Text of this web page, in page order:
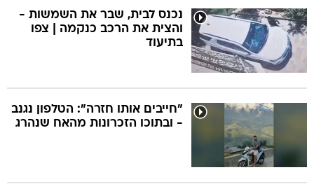
נכנס לבית, שבר את השמשות -
והצית את הרכב כנקמה | צפו
בתיעוד
"חייבים אותו חזרה": הטלפון נגנב
- ובתוכו הזכרונות מהאח שנהרג